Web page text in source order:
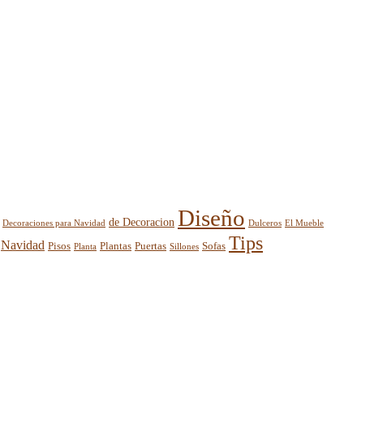
Decoraciones para Navidad de Decoracion Diseño Dulceros El Mueble
Navidad Pisos Planta Plantas Puertas Sillones Sofas Tips